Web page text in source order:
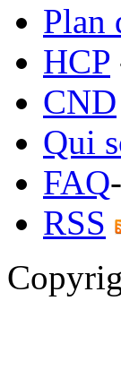
Plan
HCP
CND
Qui
FAQ-
RSS